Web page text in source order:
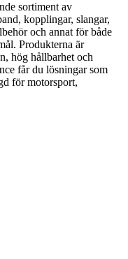
sortiment av
kopplingar, slangar,
och annat för både
Produkterna är
hög hållbarhet och
får du lösningar som
för motorsport,